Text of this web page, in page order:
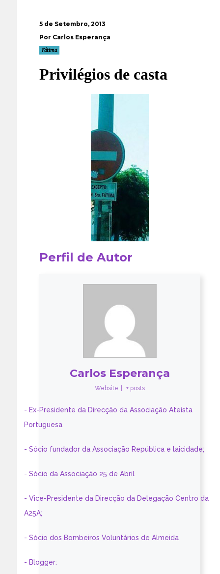
5 de Setembro, 2013
Por Carlos Esperança
Fátima
Privilégios de casta
Perfil de Autor
Carlos Esperança
Website + posts
- Ex-Presidente da Direcção da Associação Ateísta
Portuguesa
- Sócio fundador da Associação República e laicidade;
- Sócio da Associação 25 de Abril
- Vice-Presidente da Direcção da Delegação Centro da
A25A;
- Sócio dos Bombeiros Voluntários de Almeida
- Blogger: